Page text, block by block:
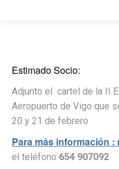
Estimado Socio:
Adjunto el cartel de la II
Aeropuerto de Vigo que
20 y 21 de febrero
Para más información
el teléfono 654 907092